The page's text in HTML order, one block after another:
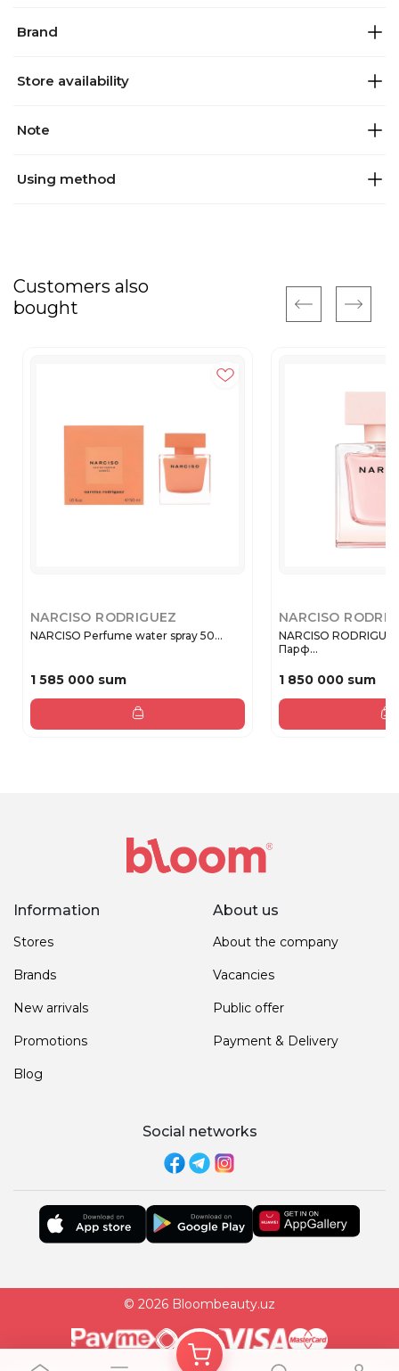
Brand
Store availability
Note
Using method
Customers also
bought
NARCISO RODRIGUEZ
NARCISO Perfume water spray 50...
1 585 000 sum
NARCISO
NARCISO
Парф...
1 850 000 sum
Information
Stores
Brands
New arrivals
Promotions
Blog
About us
About the company
Vacancies
Public offer
Payment & Delivery
Social networks
© 2026 Bloombeauty.uz